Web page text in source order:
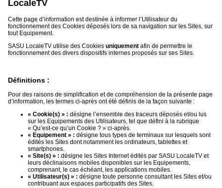
Gazette
Vidéos
Médias
du
groupe
Blogs
Prémium
Inscription
Accès
LocaleTV
Cette page d’information est destinée à informer l’Utilisateur du
fonctionnement des Cookies déposés lors de sa navigation sur les Sites, sur
tout Equipement.
SASU LocaleTV utilise des Cookies uniquement afin de permettre le
fonctionnement des divers dispositifs internes proposés sur ses Sites.
Définitions :
Pour des raisons de simplification et de compréhension de la présente page
d’information, les termes ci-après ont été définis de la façon suivante :
« Cookie(s) » : désigne l’ensemble des traceurs déposés et/ou lus
sur les Equipements des Utilisateurs, tel que défini à la rubrique
« Qu’est-ce qu’un Cookie ? » ci-après.
« Equipement » : désigne tous types de terminaux sur lesquels sont
édités les Sites dont notamment les ordinateurs, tablettes et
smartphones.
« Site(s) » : désigne les Sites Internet édités par SASU LocaleTV et
leurs déclinaisons mobiles disponibles sur les Equipements,
comprenant, le cas échéant, les applications mobiles.
« Utilisateur(s) » : désigne toute personne consultant les Sites et/ou
contribuant aux espaces participatifs des Sites.